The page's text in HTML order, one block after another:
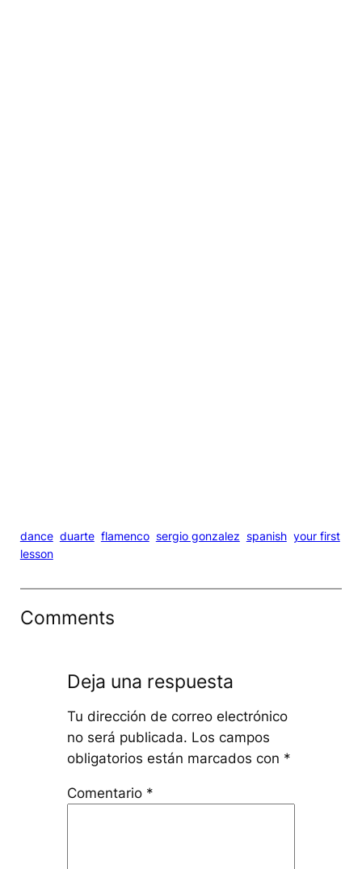
dance duarte flamenco sergio gonzalez spanish your first
lesson
Comments
Deja una respuesta
Tu dirección de correo electrónico
no será publicada. Los campos
obligatorios están marcados con *
Comentario *